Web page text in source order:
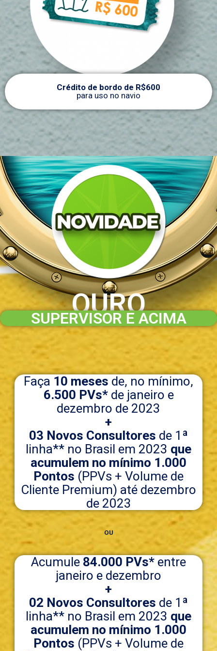
Crédito de bordo de R$600
para uso no navio
OURO
SUPERVISOR E ACIMA
Faça 10 meses de, no mínimo,
6.500 PVs*de janeiro e
dezembro de 2023
+
03 Novos Consultores de 1ª
linha** no Brasil em 2023 que
acumulem no mínimo 1.000
Pontos (PPVs + Volume de
Cliente Premium) até dezembro
de 2023
OU
Acumule 84.000 PVs* entre
janeiro e dezembro
+
02 Novos Consultores de 1ª
linha** no Brasil em 2023 que
acumulem no mínimo 1.000
Pontos (PPVs + Volume de